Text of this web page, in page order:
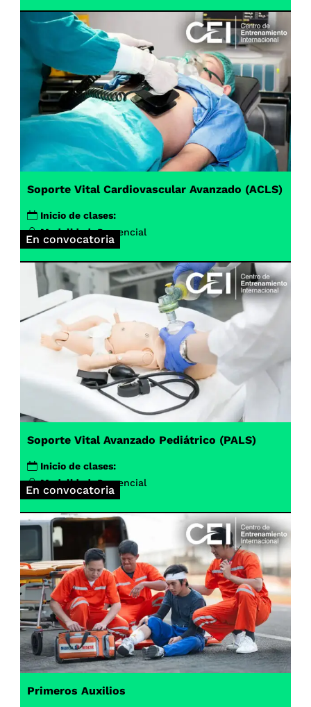
En convocatoria
Soporte Vital Cardiovascular Avanzado (ACLS)
Inicio de clases:
Modalidad: Presencial
En convocatoria
Soporte Vital Avanzado Pediátrico (PALS)
Inicio de clases:
Modalidad: Presencial
Primeros Auxilios